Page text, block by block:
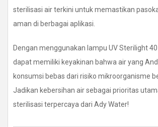
sterilisasi air terkini untuk memastikan
aman di berbagai aplikasi.
Dengan menggunakan lampu UV Sterilight 40
dapat memiliki keyakinan bahwa air yang
konsumsi bebas dari risiko mikroorganisme
Jadikan kebersihan air sebagai prioritas
sterilisasi terpercaya dari Ady Water!